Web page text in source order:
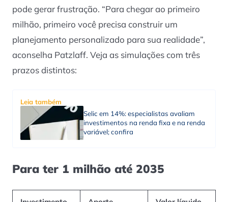
pode gerar frustração. “Para chegar ao primeiro
milhão, primeiro você precisa construir um
planejamento personalizado para sua realidade”,
aconselha Patzlaff. Veja as simulações com três
prazos distintos:
Leia também
Selic em 14%: especialistas avaliam
investimentos na renda fixa e na renda
variável; confira
Para ter 1 milhão até 2035